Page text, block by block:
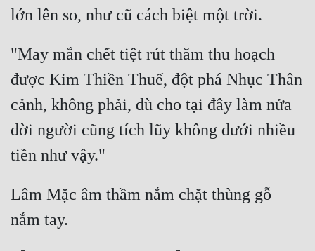
"May mắn chết tiệt rút thăm thu hoạch
được Kim Thiền Thuế, đột phá Nhục Thân
cảnh, không phải, dù cho tại đây làm nửa
đời người cũng tích lũy không dưới nhiều
Lâm Mặc âm thầm nắm chặt thùng gỗ